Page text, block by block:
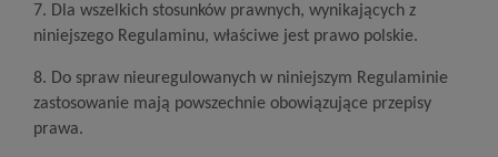
7. Dla wszelkich stosunków prawnych, wynikających z
niniejszego Regulaminu, właściwe jest prawo polskie.
8. Do spraw nieuregulowanych w niniejszym Regulaminie
zastosowanie mają powszechnie obowiązujące przepisy
prawa.